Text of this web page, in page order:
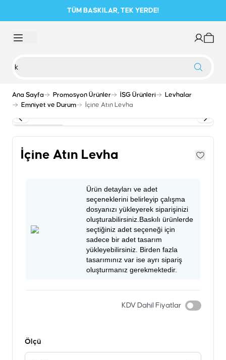
TÜM BASKILAR, TEK YERDE!
Ana Sayfa Promosyon Ürünler İSG Ürünleri
Levhalar
Emniyet ve Durum
İçine Atın Levha
İçine Atın Levha
Ürün detayları ve adet
seçeneklerini belirleyip çalışma
dosyanızı yükleyerek siparişinizi
oluşturabilirsiniz.Baskılı ürünlerde
seçtiğiniz adet seçeneği için
sadece bir adet tasarım
yükleyebilirsiniz. Birden fazla
tasarımınız var ise ayrı sipariş
oluşturmanız gerekmektedir.
KDV Dahil Fiyatlar
Ölçü